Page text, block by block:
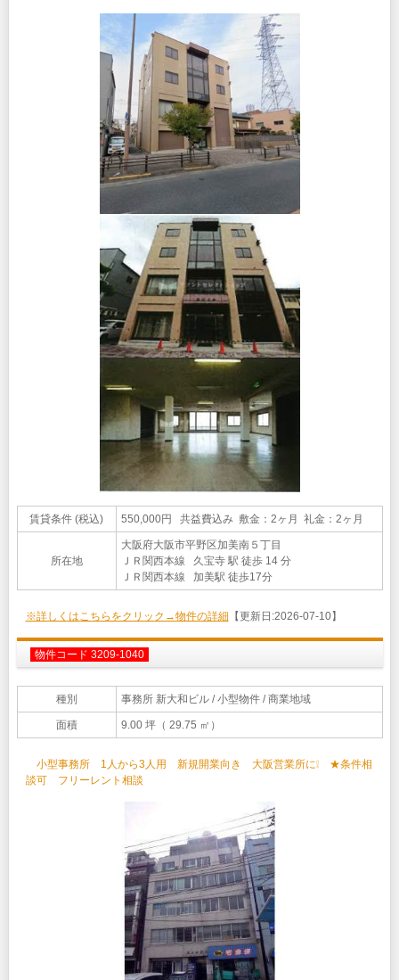
賃貸条件 (税込) 550,000円 共益費込み 敷金：2ヶ月 礼金：2ヶ月
所在地
大阪府大阪市平野区加美南５丁目
ＪＲ関西本線 久宝寺 駅 徒歩 14 分
ＪＲ関西本線 加美駅 徒歩17分
※詳しくはこちらをクリック→物件の詳細 【更新日:2026-07-10】
物件コード 3209-1040
種別 事務所 新大和ビル / 小型物件 / 商業地域
面積 9.00 坪（ 29.75 ㎡）
小型事務所 1人から3人用 新規開業向き 大阪営業所に❕ ★条件相
談可 フリーレント相談